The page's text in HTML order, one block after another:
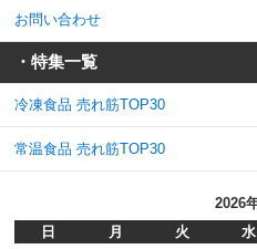
お問い合わせ
・特集一覧
冷凍食品 売れ筋TOP30
常温食品 売れ筋TOP30
2026
日
月 火 水